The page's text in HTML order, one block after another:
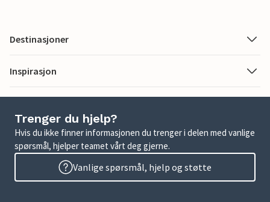
Destinasjoner
Inspirasjon
Trenger du hjelp?
Hvis du ikke finner informasjonen du trenger i delen med vanlige
spørsmål, hjelper teamet vårt deg gjerne.
Vanlige spørsmål, hjelp og støtte